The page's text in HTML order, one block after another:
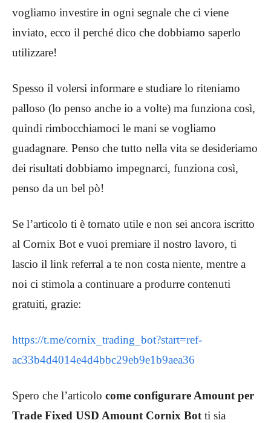
vogliamo investire in ogni segnale che ci viene
inviato, ecco il perché dico che dobbiamo saperlo
utilizzare!
Spesso il volersi informare e studiare lo riteniamo
palloso (lo penso anche io a volte) ma funziona così,
quindi rimbocchiamoci le mani se vogliamo
guadagnare. Penso che tutto nella vita se desideriamo
dei risultati dobbiamo impegnarci, funziona così,
penso da un bel pò!
Se l’articolo ti è tornato utile e non sei ancora iscritto
al Cornix Bot e vuoi premiare il nostro lavoro, ti
lascio il link referral a te non costa niente, mentre a
noi ci stimola a continuare a produrre contenuti
gratuiti, grazie:
https://t.me/cornix_trading_bot?start=ref-
ac33b4d4014e4d4bbc29eb9e1b9aea36
Spero che l’articolo come configurare Amount per
Trade Fixed USD Amount Cornix Botti sia